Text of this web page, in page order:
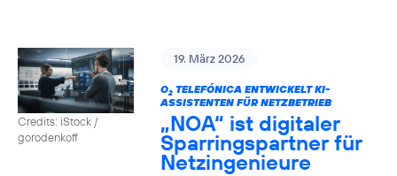
Credits: iStock /
gorodenkoff
19. März 2026
O2TELEFÓNICA ENTWICKELT KI-
ASSISTENTEN FÜR NETZBETRIEB
„NOA“ ist digitaler
Sparringspartner für
Netzingenieure